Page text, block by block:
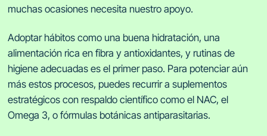
muchas ocasiones necesita nuestro apoyo.
Adoptar hábitos como una buena hidratación, una
alimentación rica en fibra y antioxidantes, y rutinas de
higiene adecuadas es el primer paso. Para potenciar aún
más estos procesos, puedes recurrir a suplementos
estratégicos con respaldo científico como el NAC, el
Omega 3, o fórmulas botánicas antiparasitarias.